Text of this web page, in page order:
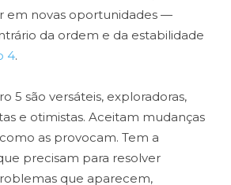
em novas oportunidades —
da ordem e da estabilidade
4.
5 são versáteis, exploradoras,
e otimistas. Aceitam mudanças
as provocam. Tem a
precisam para resolver
que aparecem,